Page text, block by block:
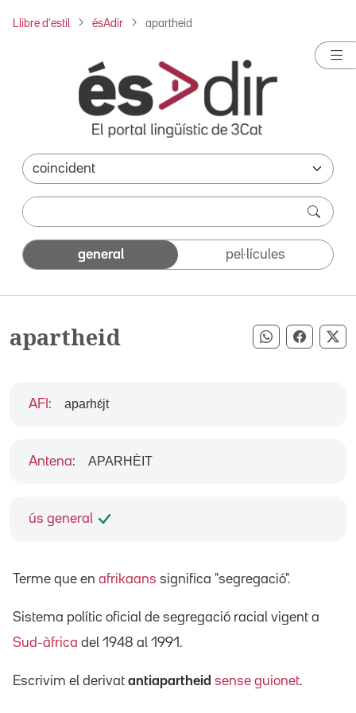
Llibre d'estil ésAdir apartheid
general pel·lícules
apartheid Compartir
ús general
AFI : aparhɛ́jt
Antena: APARHÈIT
Terme que en afrikaans significa "segregació".
Sistema polític oficial de segregació racial vigent a
Sud-àfrica del 1948 al 1991.
Escrivim el derivat antiapartheid sense guionet.